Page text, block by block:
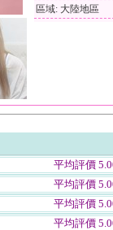
區域: 大陸地區
平均評價
平均評價
平均評價
平均評價